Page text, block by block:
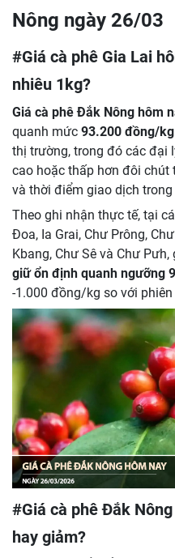
Nông ngày 26/03
#Giá cà phê Gia Lai
nhiêu 1kg?
Giá cà phê Đắk Nông hôm
quanh mức 93.200 đồng/kg
thị trường, trong đó các đại
cao hoặc thấp hơn đôi chút
và thời điểm giao dịch trong
Theo ghi nhận thực tế, tại
Đoa, Ia Grai, Chư Prông,
Kbang, Chư Sê và Chư
giữ ổn định quanh ngưỡng
-1.000 đồng/kg so với
#Giá cà phê Đắk
hay giảm?